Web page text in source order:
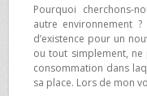
Pourquoi cherchons-
autre environnement ?
d’existence pour un
ou tout simplement,
consommation dans
sa place. Lors de mon